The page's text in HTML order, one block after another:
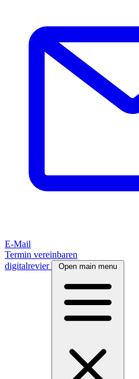
E-Mail
Termin vereinbaren
digitalrevier
Open main menu